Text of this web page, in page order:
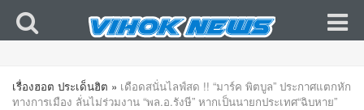
เรื่องฮอต ประเด็นฮิต » เดือดสนั่นไลฟ์สด !! “มาร์ค พิตบูล” ประกาศแตกหัก
ทางการเมือง ลั่นไม่ร่วมงาน “พล.อ.รังษี” หากเป็นนายกประเทศ“ฉิบหาย”